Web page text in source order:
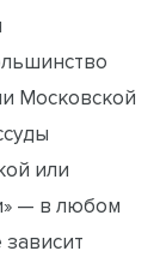
Московской
или
— в любом
зависит